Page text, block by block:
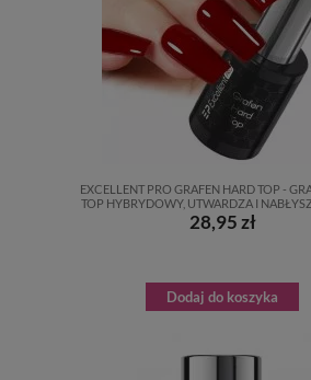
EXCELLENT PRO GRAFEN HARD TOP -
TOP HYBRYDOWY, UTWARDZA I
28,95 zł
Dodaj do koszyka